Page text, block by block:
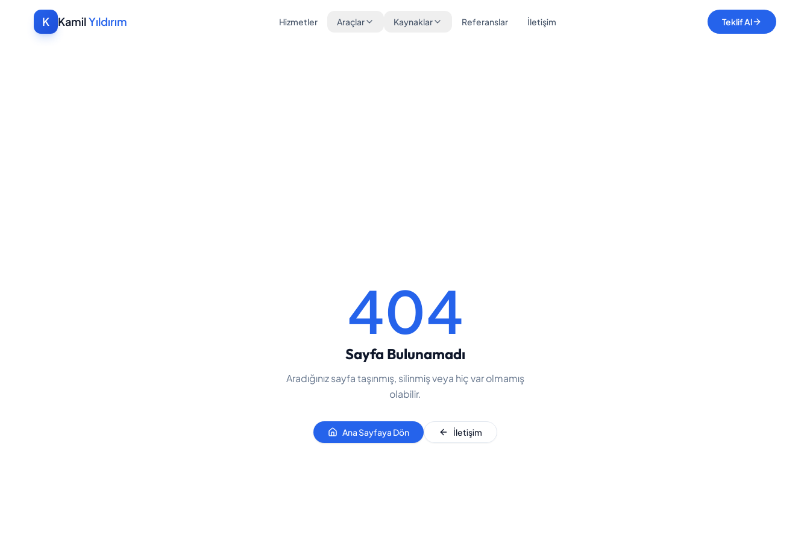
K KamilYıldırım Hizmetler Araçlar Kaynaklar Referanslar İletişim Teklif Al
404
Sayfa Bulunamadı
Aradığınız sayfa taşınmış, silinmiş veya hiç var olmamış
olabilir.
Ana Sayfaya Dön İletişim